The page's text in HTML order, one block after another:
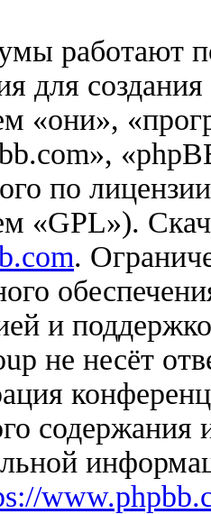
работают
для
«они»,
по
«GPL»).
.
и
не несёт
содержания